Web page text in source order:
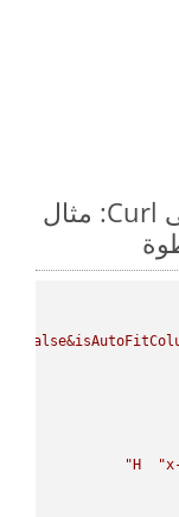
كيفية تحويل ODS to XML على Curl: مثال
H